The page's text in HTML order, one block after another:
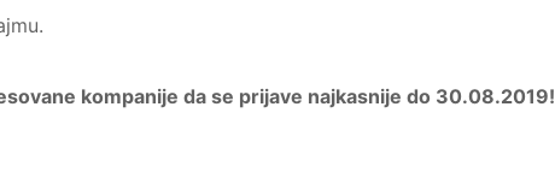
kompanije da se prijave najkasnije do 30.08.2019!